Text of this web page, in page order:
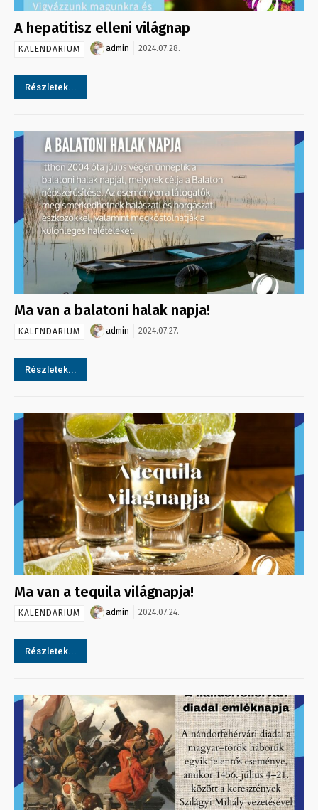
A hepatitisz elleni világnap
KALENDARIUM admin 2024.07.28.
Részletek...
Ma van a balatoni halak napja!
KALENDARIUM admin 2024.07.27.
Részletek...
Ma van a tequila világnapja!
KALENDARIUM admin 2024.07.24.
Részletek...